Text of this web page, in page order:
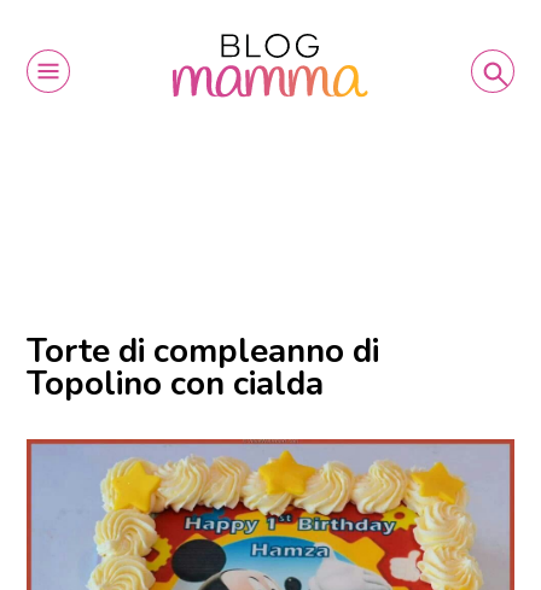
Torte di compleanno di
Topolino con cialda